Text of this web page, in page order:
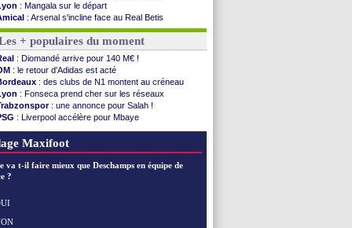
: Mangala sur le départ
: Arsenal s'incline face au Real Betis
: lourde défaite pour le PSG
City: Maresca flou pour Reijnders
: Fenerbahçe prend une belle option
Diriyah: Mbemba arrive libre (officiel)
: le plan d'Alvarez à son retour
: premier succès pour Brest
: le joli but de Greenwood avec le Fener !
2030: une promesse d'Infantino au Maroc ...
: la compo pour le premier match amical
: une nouvelle offre pour Vinicius
: Cabral a prolongé (officiel)
+ populaires du moment
: Diomandé arrive pour 140 M€ !
: le retour d'Adidas est acté
: des clubs de N1 montent au créneau
: Fonseca prend cher sur les réseaux
: une annonce pour Salah !
: Liverpool accélère pour Mbaye
: 3 joueurs écartés du groupe pro
Maxifoot
va t-il faire mieux que Deschamps en équipe de
?